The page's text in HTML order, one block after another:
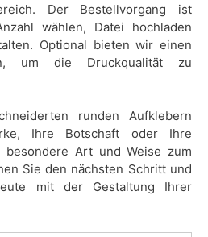
Der Bestellvorgang ist
wählen, Datei hochladen
Optional bieten wir einen
um die Druckqualität zu
runden Aufklebern
Ihre Botschaft oder Ihre
besondere Art und Weise zum
Sie den nächsten Schritt und
mit der Gestaltung Ihrer